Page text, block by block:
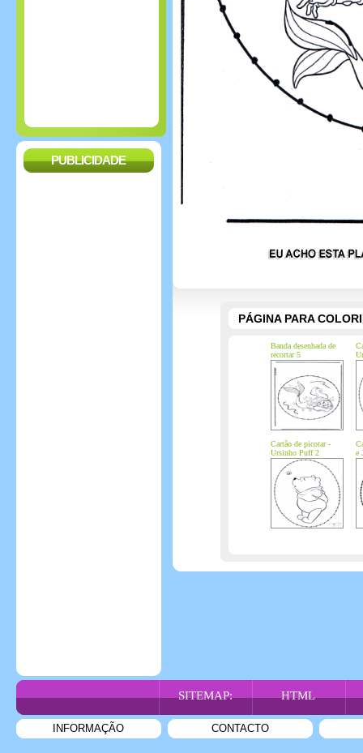
PUBLICIDADE
PÁGINA PARA
Banda desenhada de
recortar 5
Cartão de picotar -
Ursinho Puff 2
e
SITEMAP: HTML
INFORMAÇÃO CONTACTO